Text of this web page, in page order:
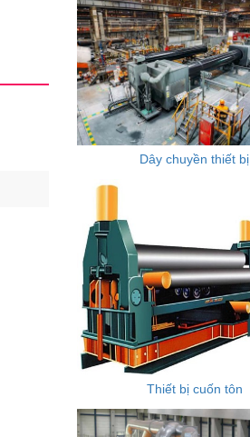
Dây chuyền thiết bị
Thiết bị cuốn tôn